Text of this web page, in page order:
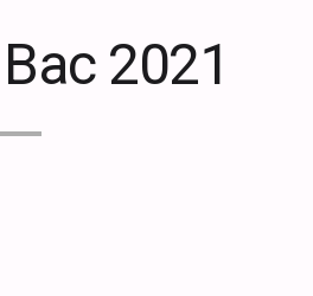
Bac 2021